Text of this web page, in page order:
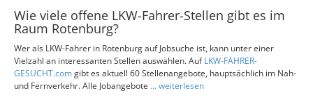
Wie viele offene LKW-Fahrer-Stellen gibt es im
Raum Rotenburg?
Wer als LKW-Fahrer in Rotenburg auf Jobsuche ist, kann unter einer
Vielzahl an interessanten Stellen auswählen. AufLKW-FAHRER-
GESUCHT.comgibt es aktuell 60 Stellenangebote, hauptsächlich im Nah-
und Fernverkehr. Alle Jobangebote ... weiterlesen